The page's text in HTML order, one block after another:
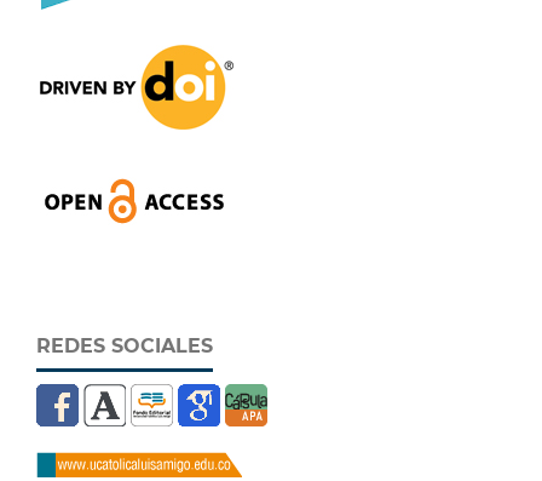
REDES SOCIALES